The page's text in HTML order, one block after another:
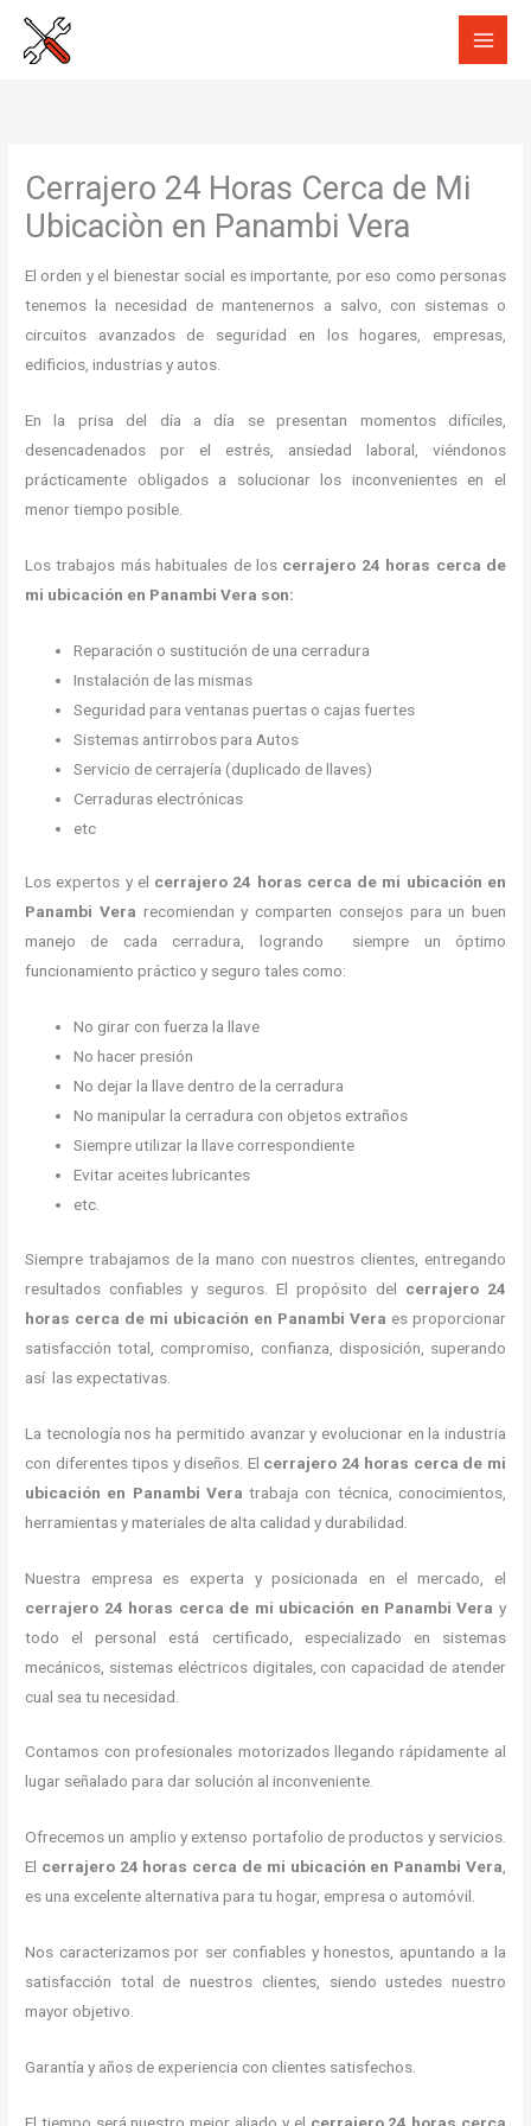
Cerrajero 24 Horas Cerca de Mi
Ubicaciòn en Panambi Vera
El orden y el bienestar social es importante, por eso como personas
tenemos la necesidad de mantenernos a salvo, con sistemas o
circuitos avanzados de seguridad en los hogares, empresas,
edificios, industrias y autos.
En la prisa del día a día se presentan momentos difíciles,
desencadenados por el estrés, ansiedad laboral, viéndonos
prácticamente obligados a solucionar los inconvenientes en el
menor tiempo posible.
Los trabajos más habituales de los cerrajero 24 horas cerca de
mi ubicación en Panambi Vera son:
Reparación o sustitución de una cerradura
Instalación de las mismas
Seguridad para ventanas puertas o cajas fuertes
Sistemas antirrobos para Autos
Servicio de cerrajería (duplicado de llaves)
Cerraduras electrónicas
etc
Los expertos y el cerrajero 24 horas cerca de mi ubicación en
Panambi Vera recomiendan y comparten consejos para un buen
manejo de cada cerradura, logrando siempre un óptimo
funcionamiento práctico y seguro tales como:
No girar con fuerza la llave
No hacer presión
No dejar la llave dentro de la cerradura
No manipular la cerradura con objetos extraños
Siempre utilizar la llave correspondiente
Evitar aceites lubricantes
etc.
Siempre trabajamos de la mano con nuestros clientes, entregando
resultados confiables y seguros. El propósito del cerrajero 24
horas cerca de mi ubicación en Panambi Vera es proporcionar
satisfacción total, compromiso, confianza, disposición, superando
así las expectativas.
La tecnología nos ha permitido avanzar y evolucionar en la industria
con diferentes tipos y diseños. El cerrajero 24 horas cerca de mi
ubicación en Panambi Vera trabaja con técnica, conocimientos,
herramientas y materiales de alta calidad y durabilidad.
Nuestra empresa es experta y posicionada en el mercado, el
cerrajero 24 horas cerca de mi ubicación en Panambi Vera y
todo el personal está certificado, especializado en sistemas
mecánicos, sistemas eléctricos digitales, con capacidad de atender
cual sea tu necesidad.
Contamos con profesionales motorizados llegando rápidamente al
lugar señalado para dar solución al inconveniente.
Ofrecemos un amplio y extenso portafolio de productos y servicios.
El cerrajero 24 horas cerca de mi ubicación en Panambi Vera,
es una excelente alternativa para tu hogar, empresa o automóvil.
Nos caracterizamos por ser confiables y honestos, apuntando a la
satisfacción total de nuestros clientes, siendo ustedes nuestro
mayor objetivo.
Garantía y años de experiencia con clientes satisfechos.